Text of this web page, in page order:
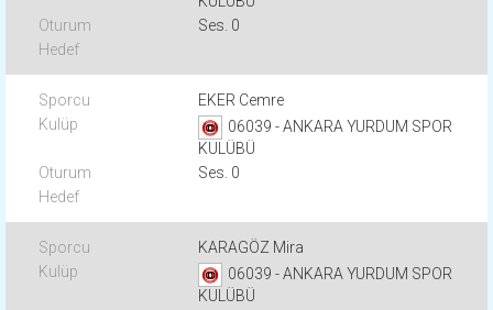
Ses. 0
EKER Cemre
06039 - ANKARA YURDUM SPOR
KULÜBÜ
Ses. 0
KARAGÖZ Mira
06039 - ANKARA YURDUM SPOR
KULÜBÜ